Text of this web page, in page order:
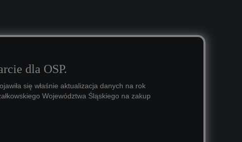
dla OSP.
się właśnie aktualizacja danych na rok
Województwa Śląskiego na zakup